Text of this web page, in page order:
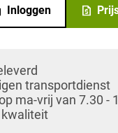
Inloggen request_quote
transportdienst
ma-vrij van 7.30 -
kwaliteit